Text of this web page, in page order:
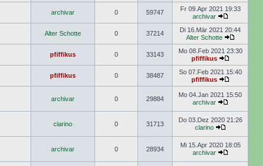
archivar 0 59747
Fr 09.Apr 2021 19:33
archivar
Alter Schotte 0 37214
Di 16.Mär 2021 20:44
Alter Schotte
pfiffikus 0 33143
Mo 08.Feb 2021 23:30
pfiffikus
pfiffikus 0 38487
So 07.Feb 2021 15:40
pfiffikus
archivar 0 29884
Mo 04.Jan 2021 15:50
archivar
clarino 0 31713
Do 03.Dez 2020 21:26
clarino
archivar 0 28934
Mi 15.Apr 2020 18:05
archivar